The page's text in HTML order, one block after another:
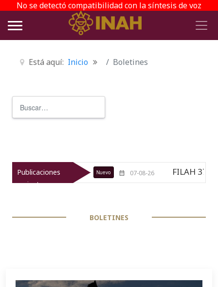
No se detectó compatibilidad con la síntesis de voz
Está aquí: Inicio Boletines
Publicaciones
recientes
07-08-26 FILAH 37 Nuevo 07-08-26 La ENAH
BOLETINES